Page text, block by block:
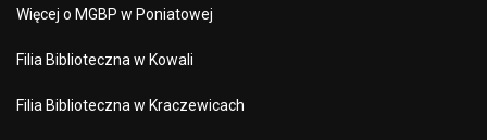
Więcej o MGBP w Poniatowej
Filia Biblioteczna w Kowali
Filia Biblioteczna w Kraczewicach